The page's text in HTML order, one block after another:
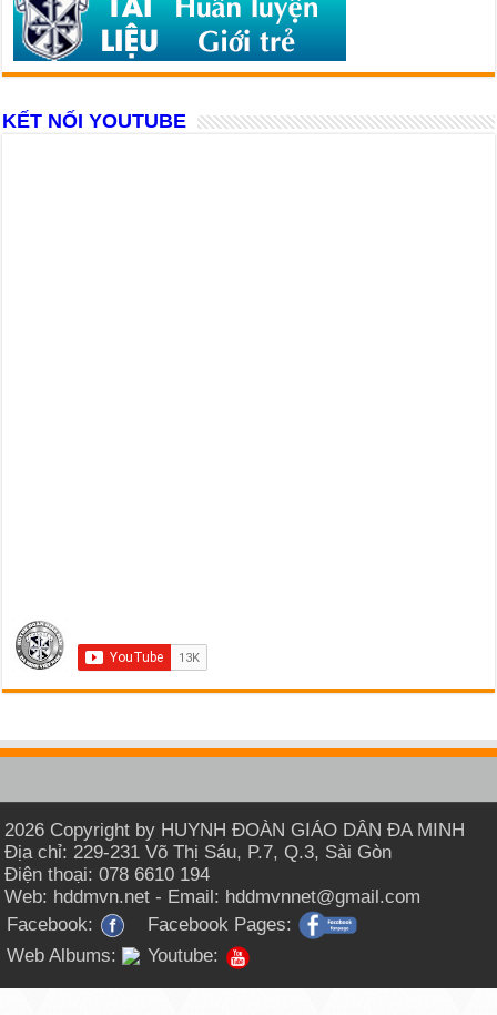
KẾT NỐI YOUTUBE
2026 Copyright by HUYNH ĐOÀN GIÁO DÂN ĐA MINH
Địa chỉ: 229-231 Võ Thị Sáu, P.7, Q.3, Sài Gòn
Điện thoại: 078 6610 194
Web: hddmvn.net - Email: hddmvnnet@gmail.com
Facebook:
Facebook Pages:
Web Albums:
Youtube: